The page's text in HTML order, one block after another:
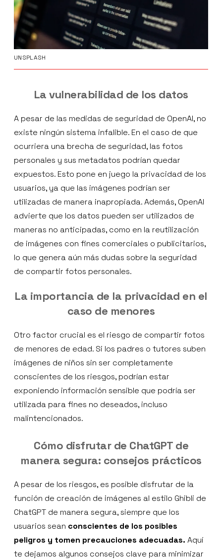
UNSPLASH
La vulnerabilidad de los datos
A pesar de las medidas de seguridad de OpenAI, no
existe ningún sistema infalible. En el caso de que
ocurriera una brecha de seguridad, las fotos
personales y sus metadatos podrían quedar
expuestos. Esto pone en juego la privacidad de los
usuarios, ya que las imágenes podrían ser
utilizadas de manera inapropiada. Además, OpenAI
advierte que los datos pueden ser utilizados de
maneras no anticipadas, como en la reutilización
de imágenes con fines comerciales o publicitarios,
lo que genera aún más dudas sobre la seguridad
de compartir fotos personales.
La importancia de la privacidad en el
caso de menores
Otro factor crucial es el riesgo de compartir fotos
de menores de edad. Si los padres o tutores suben
imágenes de niños sin ser completamente
conscientes de los riesgos, podrían estar
exponiendo información sensible que podría ser
utilizada para fines no deseados, incluso
malintencionados.
Cómo disfrutar de ChatGPT de
manera segura: consejos prácticos
A pesar de los riesgos, es posible disfrutar de la
función de creación de imágenes al estilo Ghibli de
ChatGPT de manera segura, siempre que los
usuarios sean conscientes de los posibles
peligros y tomen precauciones adecuadas. Aquí
te dejamos algunos consejos clave para minimizar